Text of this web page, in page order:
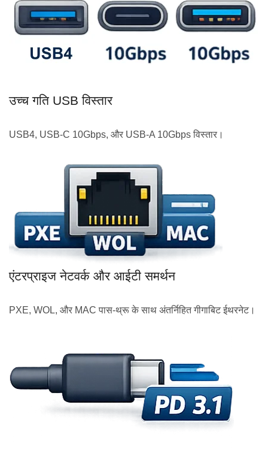
उच्च गति USB विस्तार
USB4, USB-C 10Gbps, और USB-A 10Gbps विस्तार।
एंटरप्राइज नेटवर्क और आईटी समर्थन
PXE, WOL, और MAC पास-थ्रू के साथ अंतर्निहित गीगाबिट ईथरनेट।